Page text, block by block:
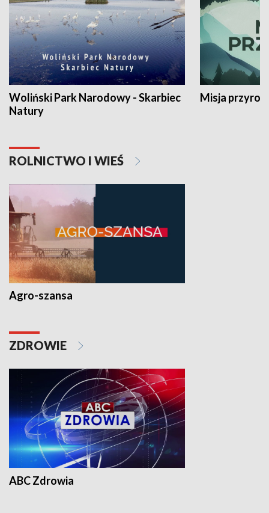
Woliński Park Narodowy - Skarbiec
Natury
Misja
ROLNICTWO I WIEŚ
Agro-szansa
ZDROWIE
ABC Zdrowia